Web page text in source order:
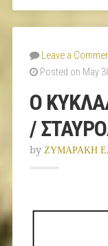
Leave a
Posted on May
Ο
/
by ΖΥΜΑΡΑΚΗ